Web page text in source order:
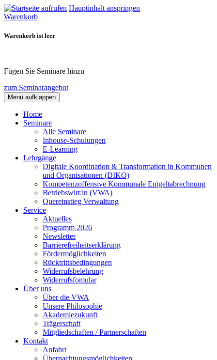
Hauptinhalt anspringen
Warenkorb
Warenkorb ist leer
Fügen Sie Seminare hinzu
zum Seminarangebot
Menü aufklappen
Home
Seminare
Alle Seminare
Inhouse-Schulungen
E-Learning
Lehrgänge
Digitale Koordination & Transformation in Kommunen
und Organisationen (DIKO)
Kompetenzoffensive Kommunale Entgeltabrechnung
Betriebswirt:in (VWA)
Quereinstieg Verwaltung
Service
Aktuelles
Programm 2026
Newsletter
Barrierefreiheitserklärung
Fördermöglichkeiten
Rücktrittsbedingungen
Widerrufsbelehrung
Widerrufsfomular
Über uns
Über die VWA
Unsere Philosophie
Akademiezukunft
Trägerschaft
Mitgliedschaften / Partnerschaften
Kontakt
Anfahrt